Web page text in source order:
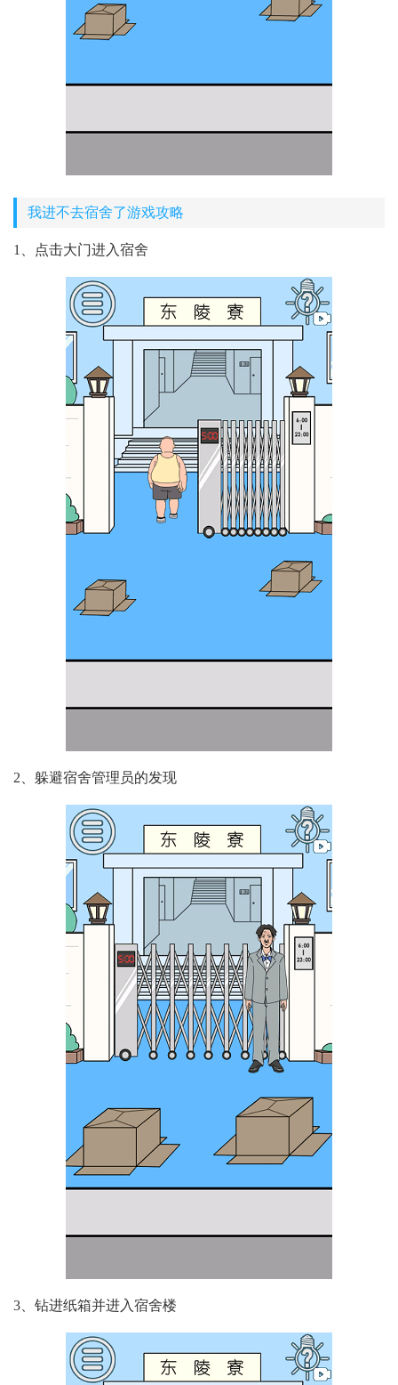
我进不去宿舍了游戏攻略
1、点击大门进入宿舍
2、躲避宿舍管理员的发现
3、钻进纸箱并进入宿舍楼